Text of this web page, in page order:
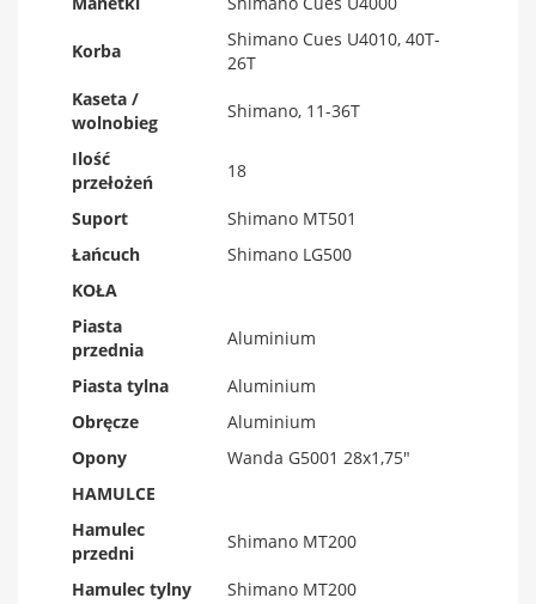
Korba
Shimano Cues U4010, 40T-
26T
Kaseta /
wolnobieg
Shimano, 11-36T
Ilość
przełożeń
18
Suport
Shimano MT501
Łańcuch
Shimano LG500
KOŁA
Piasta
przednia
Aluminium
Piasta tylna
Aluminium
Obręcze
Aluminium
Opony
Wanda G5001 28x1,75"
HAMULCE
Hamulec
przedni
Shimano MT200
Hamulec tylny
Shimano MT200